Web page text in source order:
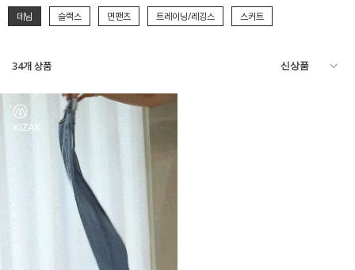
데님 슬랙스 면팬츠 트레이닝/레깅스 스커트
34개 상품